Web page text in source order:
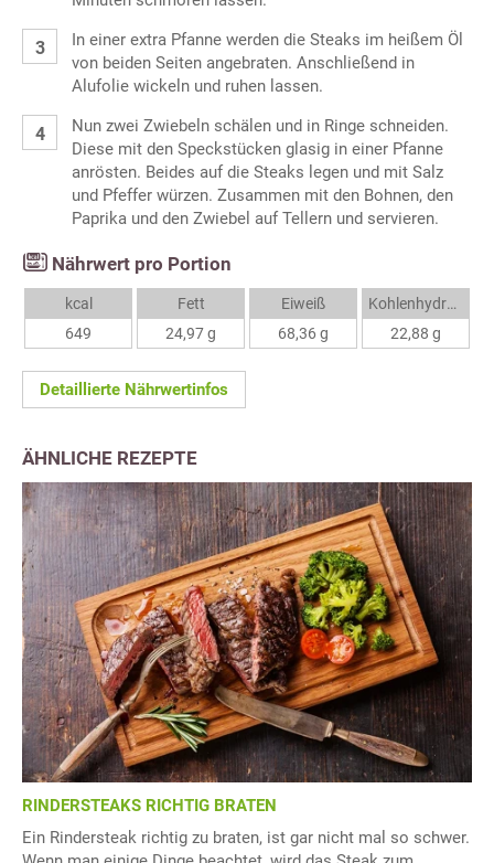
In einer extra Pfanne werden die Steaks im heißem Öl
von beiden Seiten angebraten. Anschließend in
Alufolie wickeln und ruhen lassen.
Nun zwei Zwiebeln schälen und in Ringe schneiden.
Diese mit den Speckstücken glasig in einer Pfanne
anrösten. Beides auf die Steaks legen und mit Salz
und Pfeffer würzen. Zusammen mit den Bohnen, den
Paprika und den Zwiebel auf Tellern und servieren.
Nährwert pro Portion
kcal
649
Fett
24,97 g
Eiweiß
68,36 g
Kohlenhydrate
22,88 g
Detaillierte Nährwertinfos
ÄHNLICHE REZEPTE
RINDERSTEAKS RICHTIG BRATEN
Ein Rindersteak richtig zu braten, ist gar nicht mal so schwer.